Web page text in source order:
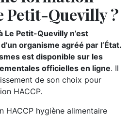
Petit-Quevilly ?
Le Petit-Quevilly n’est
organisme agréé par l’État.
est disponible sur les
officielles en ligne. Il
de son choix pour
HACCP.
HACCP hygiène alimentaire